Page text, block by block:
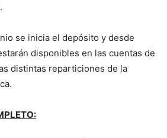
se inicia el depósito y desde
disponibles en las cuentas de
distintas reparticiones de la